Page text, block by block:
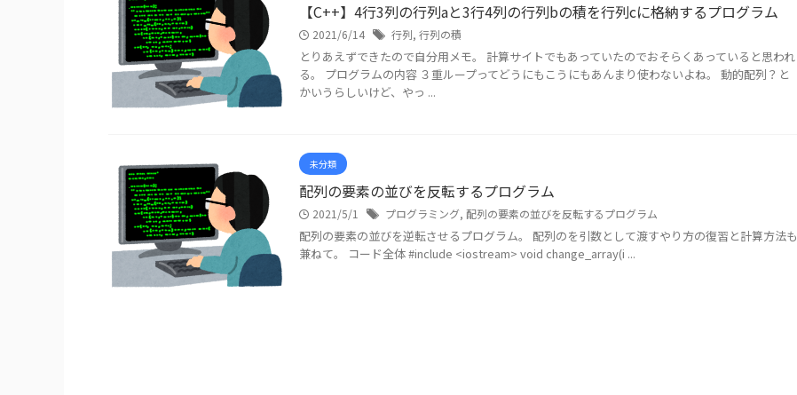
【C++】4行3列の行列aと3行4列の行列bの積を行列cに格納するプログラム
2021/6/14 行列, 行列の積
とりあえずできたので自分用メモ。 計算サイトでもあっていたのでおそらくあっていると思われ
る。 プログラムの内容 ３重ループってどうにもこうにもあんまり使わないよね。 動的配列？と
かいうらしいけど、やっ ...
未分類
配列の要素の並びを反転するプログラム
2021/5/1 プログラミング, 配列の要素の並びを反転するプログラム
配列の要素の並びを逆転させるプログラム。 配列のを引数として渡すやり方の復習と計算方法も
兼ねて。 コード全体 #include <iostream> void change_array(i ...